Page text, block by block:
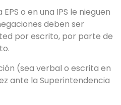
o en una IPS le nieguen
deben ser
por escrito, por parte de
(sea verbal o escrita en
ante la Superintendencia